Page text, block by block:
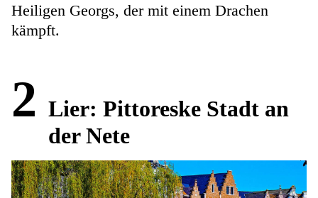
Heiligen Georgs, der mit einem Drachen
kämpft.
2 Lier: Pittoreske Stadt an
der Nete